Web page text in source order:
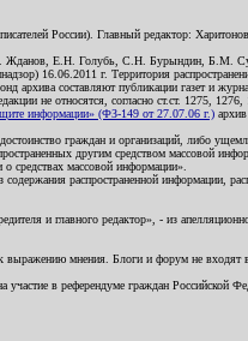
России). Главный редактор:
Жданов, Е.Н. Голубь, С.Н. Бурындин, Б.М.
16.06.2011 г. Территория
архива составляют публикации газет и
не относятся, согласно ст.ст. 1275, 1276,
информации» (ФЗ-149 от 27.07.06 г.)
граждан и организаций, либо
другим средством массовой
средствах массовой информации».
распространенной информации,
и главного редактор», - из
выражению мнения. Блоги и форум не входят
в референдуме граждан Российской